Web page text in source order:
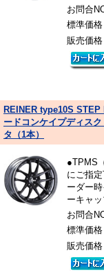
お問合
標準価格
販売価格
REINER type10S STEP
ードコンケイプディス
タ（1本）
●TPMS
にご指
ーダー
ーキャ
お問合
標準価格
販売価格